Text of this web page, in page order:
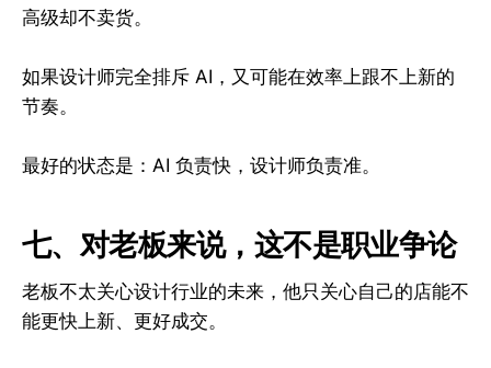
高级却不卖货。
如果设计师完全排斥 AI，又可能在效率上跟不上新的
节奏。
最好的状态是：AI 负责快，设计师负责准。
七、对老板来说，这不是职业争论
老板不太关心设计行业的未来，他只关心自己的店能不
能更快上新、更好成交。